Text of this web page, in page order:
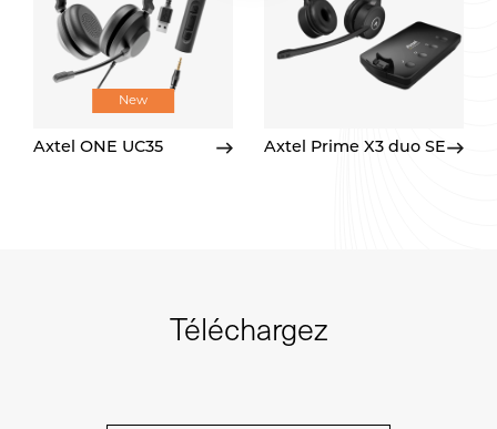
New
Axtel ONE UC35 Axtel Prime X3 duo SE
Téléchargez